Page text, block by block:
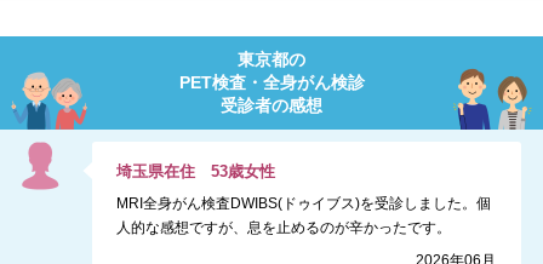
東京都の
PET検査・全身がん検診
受診者の感想
埼玉県在住53歳女性
MRI全身がん検査DWIBS(ドゥイブス)を受診しました。個
人的な感想ですが、息を止めるのが辛かったです。